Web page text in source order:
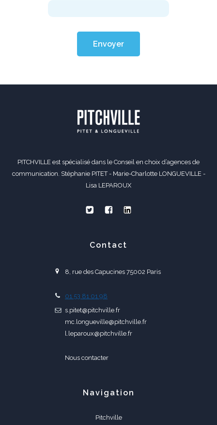
Envoyer
PITCHVILLE est spécialisé dans le Conseil en choix d’agences de
communication. Stéphanie PITET - Marie-Charlotte LONGUEVILLE -
Lisa LEPAROUX
Contact
8, rue des Capucines 75002 Paris
01 53 81 01 98
s.pitet@pitchville.fr
mc.longueville@pitchville.fr
l.leparoux@pitchville.fr
Nous contacter
Navigation
Pitchville